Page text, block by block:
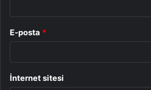
E-posta *
İnternet sitesi